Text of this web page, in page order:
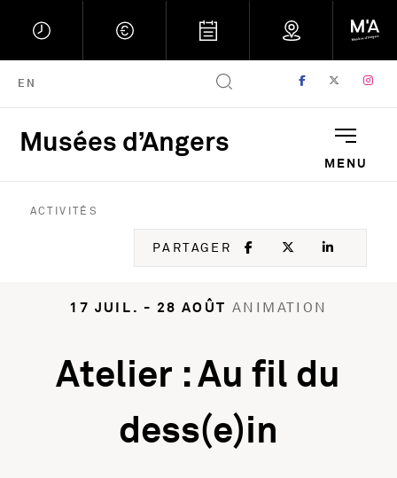
EN FACEBOOK
, OUVRETWITTER
,
Musées d’Angers Musées d'Angers :
MENU
ACTIVITÉS
PARTAGER FACEBOOK
, OUVRE UNE
TWITTER
, OUVRE
17 JUIL. - 28 AOÛT ANIMATION
Atelier : Au fil du
dess(e)in